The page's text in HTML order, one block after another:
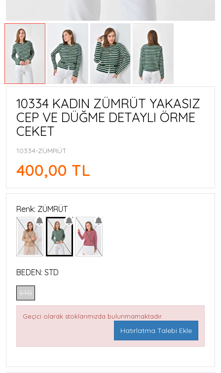
10334 KADIN ZÜMRÜT YAKASIZ
CEP VE DÜĞME DETAYLI ÖRME
CEKET
10334-ZÜMRÜT
400,00 TL
Renk: ZÜMRÜT
BEDEN: STD
STD
Geçici olarak stoklarımızda bulunmamaktadır.
Hatırlatma Talebi Ekle